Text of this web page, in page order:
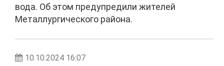
вода. Об этом предупредили жителей
Металлургического района.
10.10.2024 16:07